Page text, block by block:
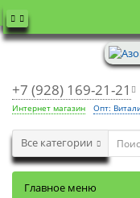
+7 (928) 169-21-21
Интернет магазин Опт:
Все категории
Главное меню